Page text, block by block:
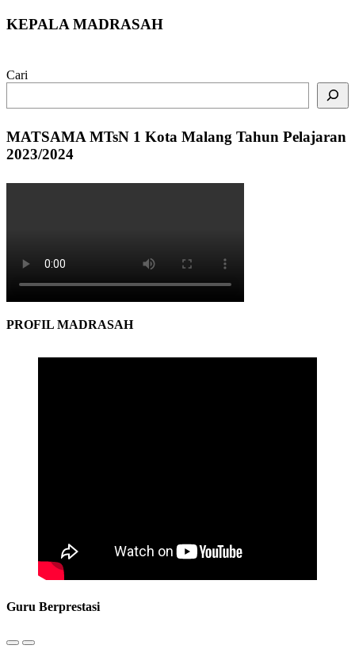
KEPALA MADRASAH
Cari
MATSAMA MTsN 1 Kota Malang Tahun Pelajaran
2023/2024
PROFIL MADRASAH
Guru Berprestasi